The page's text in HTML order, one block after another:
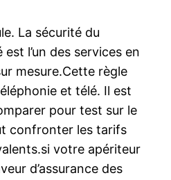
La sécurité du
l’un des services en
mesure.Cette règle
et télé. Il est
pour test sur le
confronter les tarifs
votre apériteur
d’assurance des